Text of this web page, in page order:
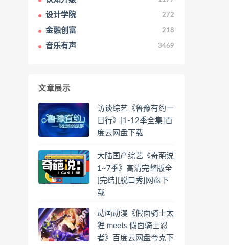
设计学院 272
金融创富 218
音乐有声 3469
文章展示
访谈综艺《鲁豫有约一
日行》[1-12季全集]百
度云网盘下载
大陆国产综艺《奇葩说
1~7季》高清完整版全
[完结][脱口秀]网盘下
载
动画动漫《假面骑士太
狸 meets 假面骑士忍
者》百度云网盘夸克下